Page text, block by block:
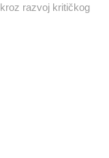
razvoj kritičkog